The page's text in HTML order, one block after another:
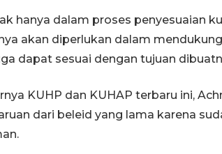
hanya dalam proses penyesuaian
akan diperlukan dalam
dapat sesuai dengan tujuan
KUHP dan KUHAP terbaru ini,
dari beleid yang lama karena